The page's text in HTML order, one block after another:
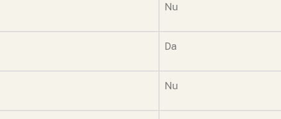
Nu
Da
Nu